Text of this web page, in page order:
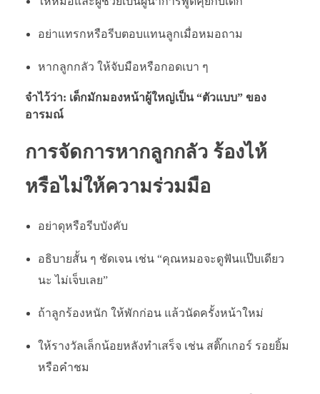
อย่าแทรกหรือรีบตอบแทนลูกเมื่อหมอถาม
หากลูกกลัว ให้จับมือหรือกอดเบา ๆ
จำไว้ว่า: เด็กมักมองหน้าผู้ใหญ่เป็น “ตัวแบบ” ของ
อารมณ์
การจัดการหากลูกกลัว ร้องไห้
หรือไม่ให้ความร่วมมือ
อย่าดุหรือรีบบังคับ
อธิบายสั้น ๆ ชัดเจน เช่น “คุณหมอจะดูฟันแป๊บเดียว
นะ ไม่เจ็บเลย”
ถ้าลูกร้องหนัก ให้พักก่อน แล้วนัดครั้งหน้าใหม่
ให้รางวัลเล็กน้อยหลังทำเสร็จ เช่น สติ๊กเกอร์ รอยยิ้ม
หรือคำชม